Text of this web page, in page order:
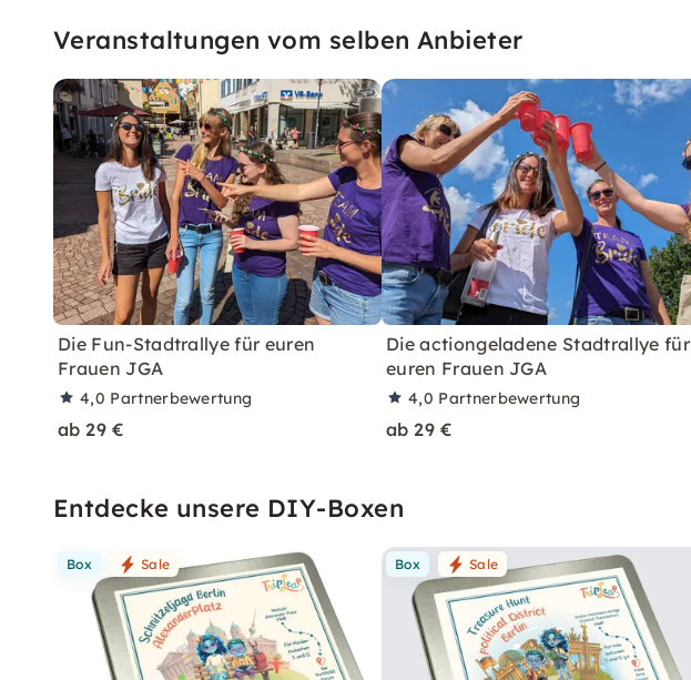
Veranstaltungen vom selben Anbieter
Die Fun-Stadtrallye für euren
Frauen JGA
4,0 Partnerbewertung
ab 29 €
Die actiongeladene Stadtrallye für
euren Frauen JGA
4,0 Partnerbewertung
ab 29 €
Entdecke unsere DIY-Boxen
Box Sale Box Sale